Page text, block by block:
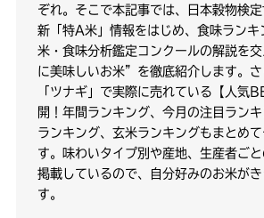
ぞれ。そこで本記事では、日本穀物検
新「特A米」情報をはじめ、食味ランキ
米・食味分析鑑定コンクールの解説を
に美味しいお米”を徹底紹介します。さ
「ツナギ」で実際に売れている【人気
開！年間ランキング、今月の注目ラン
ランキング、玄米ランキングもまとめ
す。味わいタイプ別や産地、生産者ご
掲載しているので、自分好みのお米が
す。